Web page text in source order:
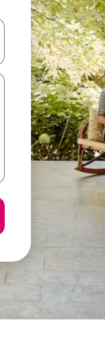
le haut et vers